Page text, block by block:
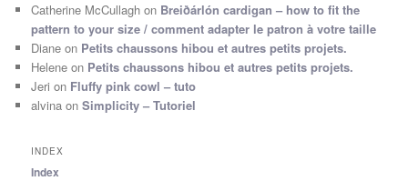
Catherine McCullagh on Breiðárlón cardigan – how to fit the
pattern to your size / comment adapter le patron à votre taille
Diane on Petits chaussons hibou et autres petits projets.
Helene on Petits chaussons hibou et autres petits projets.
Jeri on Fluffy pink cowl – tuto
alvina onSimplicity – Tutoriel
INDEX
Index